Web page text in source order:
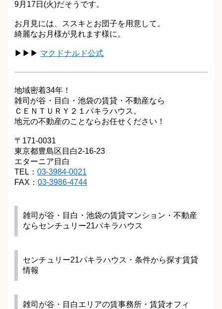
9月17日(火)だそうです。
お月見には、ススキとお団子を用意して。
綺麗なお月様が見れます様に。
▶▶▶ マクドナルド公式
地域密着34年！
雑司が谷・目白・池袋の賃貸・不動産なら
ＣＥＮＴＵＲＹ２１パキラハウス。
地元の不動産のことならお任せください！
〒171-0031
東京都豊島区目白2-16-23
エターニア目白
TEL：03-3984-0021
FAX：03-3986-4744
雑司が谷・目白・池袋の賃貸マンション・不動産
ならセンチュリー21パキラハウス
センチュリー21パキラハウス・条件から探す賃貸
情報
雑司が谷・目白エリアの賃事務所・賃貸オフィ